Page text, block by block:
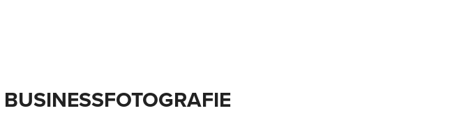
BUSINESSFOTOGRAFIE